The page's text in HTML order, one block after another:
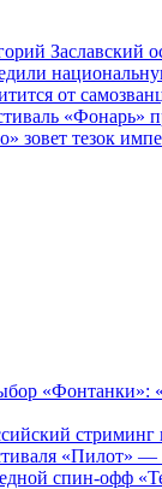
Заславский
от
«Фонарь»
зовет тезок
«Пилот» —
спин-офф